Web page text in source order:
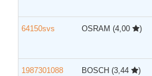
64150svs OSRAM (4,00 )
1987301088 BOSCH (3,44 )